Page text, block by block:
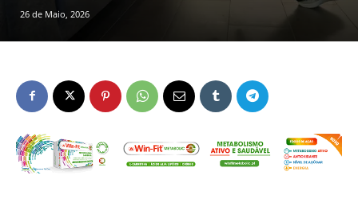
26 de Maio, 2026